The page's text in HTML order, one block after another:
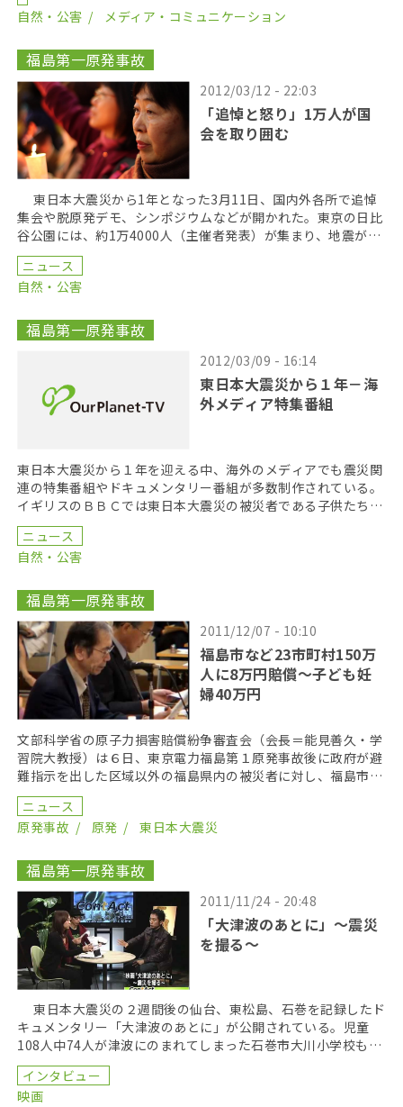
自然・公害
メディア・コミュニケーション
福島第一原発事故
2012/03/12 - 22:03
「追悼と怒り」1万人が国
会を取り囲む
東日本大震災から1年となった3月11日、国内外各所で追悼
集会や脱原発デモ、シンポジウムなどが開かれた。東京の日比
谷公園には、約1万4000人（主催者発表）が集まり、地震が起
きた午後2時46分に参加者が黙祷をささげた。 […]
ニュース
自然・公害
福島第一原発事故
2012/03/09 - 16:14
東日本大震災から１年－海
外メディア特集番組
東日本大震災から１年を迎える中、海外のメディアでも震災関
連の特集番組やドキュメンタリー番組が多数制作されている。
イギリスのＢＢＣでは東日本大震災の被災者である子供たちの
証言を中心にまとめたドキュメンタリー“Japan& […]
ニュース
自然・公害
福島第一原発事故
2011/12/07 - 10:10
福島市など23市町村150万
人に8万円賠償〜子ども妊
婦40万円
文部科学省の原子力損害賠償紛争審査会（会長＝能見善久・学
習院大教授）は６日、東京電力福島第１原発事故後に政府が避
難指示を出した区域以外の福島県内の被災者に対し、福島市や
郡山市、いわき市など対象地域２３市町村から避難した人 […]
ニュース
原発事故
原発 東日本大震災
福島第一原発事故
2011/11/24 - 20:48
「大津波のあとに」～震災
を撮る～
東日本大震災の２週間後の仙台、東松島、石巻を記録したド
キュメンタリー「大津波のあとに」が公開されている。児童
108人中74人が津波にのまれてしまった石巻市大川小学校も含
め、震災直後の被災地を静かに描いている。カメラは […]
インタビュー
映画